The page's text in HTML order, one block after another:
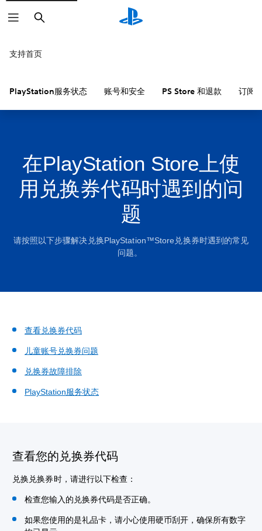
搜
索
支持首页
PlayStation服务状态 账号和安全 PS Store 和退款 订阅
在PlayStation Store上使
用兑换券代码时遇到的问
题
请按照以下步骤解决兑换PlayStation™Store兑换券时遇到的常见
问题。
查看兑换券代码
儿童账号兑换券问题
兑换券故障排除
PlayStation服务状态
查看您的兑换券代码
兑换兑换券时，请进行以下检查：
检查您输入的兑换券代码是否正确。
如果您使用的是礼品卡，请小心使用硬币刮开，确保所有数字